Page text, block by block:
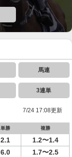
馬連
3連単
7/24 17:08更新
単勝 複勝
2.1
1.2〜1.4
6.0
1.7〜2.5